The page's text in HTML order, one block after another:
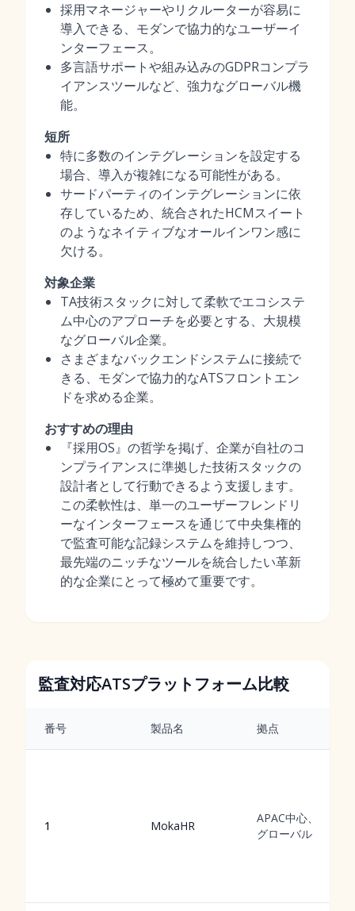
採用マネージャーやリクルーターが容易に
導入できる、モダンで協力的なユーザーイ
ンターフェース。
多言語サポートや組み込みのGDPRコンプラ
イアンスツールなど、強力なグローバル機
能。
短所
特に多数のインテグレーションを設定する
場合、導入が複雑になる可能性がある。
サードパーティのインテグレーションに依
存しているため、統合されたHCMスイート
のようなネイティブなオールインワン感に
欠ける。
対象企業
TA技術スタックに対して柔軟でエコシステ
ム中心のアプローチを必要とする、大規模
なグローバル企業。
さまざまなバックエンドシステムに接続で
きる、モダンで協力的なATSフロントエン
ドを求める企業。
おすすめの理由
『採用OS』の哲学を掲げ、企業が自社のコ
ンプライアンスに準拠した技術スタックの
設計者として行動できるよう支援します。
この柔軟性は、単一のユーザーフレンドリ
ーなインターフェースを通じて中央集権的
で監査可能な記録システムを維持しつつ、
最先端のニッチなツールを統合したい革新
的な企業にとって極めて重要です。
監査対応ATSプラットフォーム比較
番号 製品名 拠点
1 MokaHR
APAC中心、
グローバル